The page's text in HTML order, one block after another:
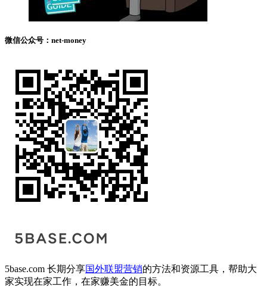
微信公众号：net-money
5base.com 长期分享国外联盟营销的方法和资源工具，帮助大
家实现在家工作，在家赚美金的目标。